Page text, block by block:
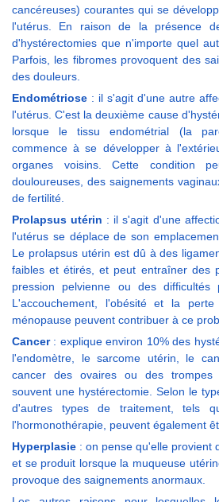
cancéreuses) courantes qui se
l'utérus. En raison de la présence
d'hystérectomies que n'importe quel
Parfois, les fibromes provoquent des
des douleurs.
Endométriose : il s'agit d'une autre
l'utérus. C'est la deuxième cause
lorsque le tissu endométrial (la
commence à se développer à
organes voisins. Cette condition
douloureuses, des saignements
de fertilité.
Prolapsus utérin : il s'agit d'une
l'utérus se déplace de son
Le prolapsus utérin est dû à des
faibles et étirés, et peut entraîner des
pression pelvienne ou des difficultés
L'accouchement, l'obésité et la
ménopause peuvent contribuer à ce
Cancer : explique environ 10% des
l'endomètre, le sarcome utérin, le
cancer des ovaires ou des trompes
souvent une hystérectomie. Selon le
d'autres types de traitement, tels
l'hormonothérapie, peuvent également
Hyperplasie : on pense qu'elle provient
et se produit lorsque la muqueuse
provoque des saignements anormaux.